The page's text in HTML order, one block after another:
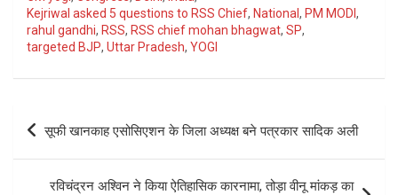
Kejriwal asked 5 questions to RSS Chief, National , PM MODI ,
rahul gandhi, RSS, RSS chief mohan bhagwat, SP,
targeted BJP, Uttar Pradesh, YOGI
Post
navigation
सूफी खानकाह एसोसिएशन के जिला अध्यक्ष बने पत्रकार सादिक अली
रविचंद्रन अश्विन ने किया ऐतिहासिक कारनामा, तोड़ा वीनू मांकड़ का